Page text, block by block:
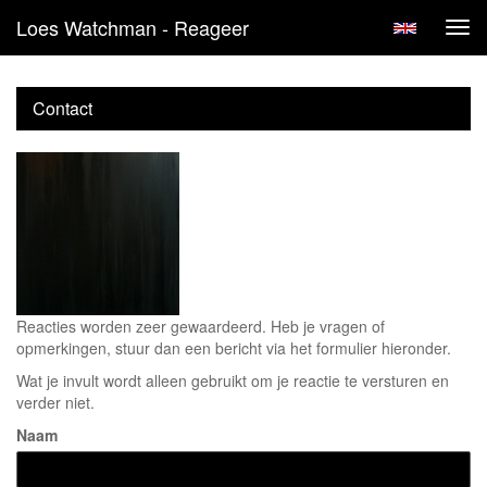
Loes Watchman - Reageer
Contact
Reacties worden zeer gewaardeerd. Heb je vragen of
opmerkingen, stuur dan een bericht via het formulier hieronder.
Wat je invult wordt alleen gebruikt om je reactie te versturen en
verder niet.
Naam